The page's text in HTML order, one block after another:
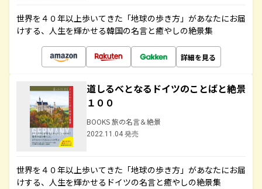
世界を４０年以上歩いてきた「地球の歩き方」があなたにお届
けする、人生を輝かせる韓国の名言と癒やしの絶景集
詳細を見る
道しるべとなるドイツのことばと絶景
１００
BOOKS 旅の名言＆絶景
2022.11.04 発売
世界を４０年以上歩いてきた「地球の歩き方」があなたにお届
けする、人生を輝かせるドイツの名言と癒やしの絶景集